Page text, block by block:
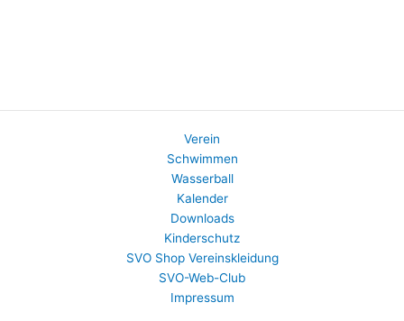
Verein
Schwimmen
Wasserball
Kalender
Downloads
Kinderschutz
SVO Shop Vereinskleidung
SVO-Web-Club
Impressum